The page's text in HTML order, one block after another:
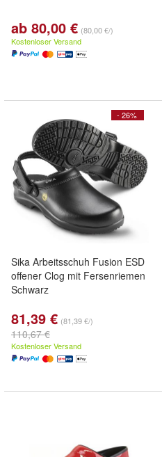
ab 80,00 € (80,00 €/)
Kostenloser Versand
- 26%
Sika Arbeitsschuh Fusion ESD
offener Clog mit Fersenriemen
Schwarz
81,39 € (81,39 €/)
110,67 €
Kostenloser Versand